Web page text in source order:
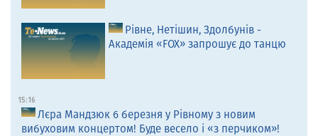
Рівне, Нетішин, Здолбунів -
Академія «FOX» запрошує до танцю
15:16
Лєра Мандзюк 6 березня у Рівному з новим
вибуховим концертом! Буде весело і «з перчиком»!